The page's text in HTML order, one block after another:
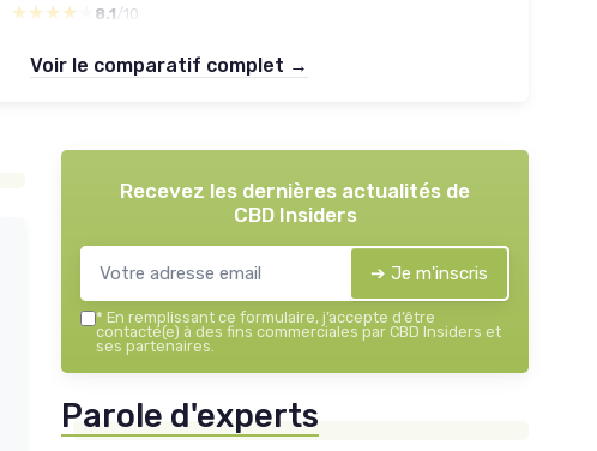
★★★★★
★★★★★ 8.1 /10
Voir le comparatif complet →
Recevez les dernières actualités de
CBD Insiders
➔ Je m'inscris
* En remplissant ce formulaire, j’accepte d’être
contacté(e) à des fins commerciales par CBD Insiders et
ses partenaires.
Parole d'experts